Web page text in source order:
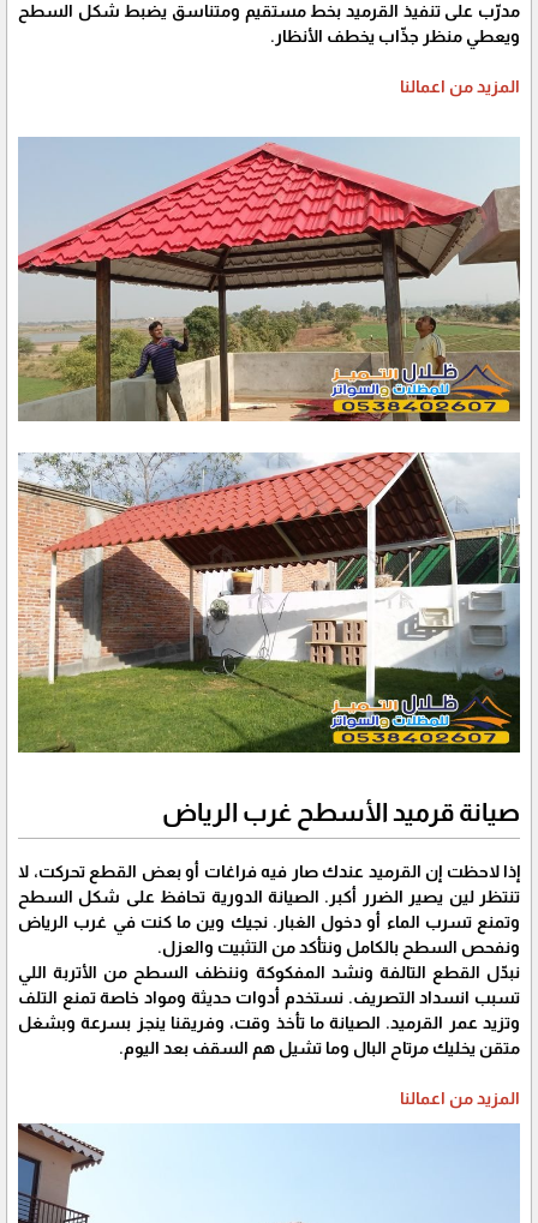
مدرّب على تنفيذ القرميد بخط مستقيم ومتناسق يضبط شكل السطح
ويعطي منظر جذّاب يخطف الأنظار.
المزيد من اعمالنا
صيانة قرميد الأسطح غرب الرياض
إذا لاحظت إن القرميد عندك صار فيه فراغات أو بعض القطع تحركت، لا
تنتظر لين يصير الضرر أكبر. الصيانة الدورية تحافظ على شكل السطح
وتمنع تسرب الماء أو دخول الغبار. نجيك وين ما كنت في غرب الرياض
ونفحص السطح بالكامل ونتأكد من التثبيت والعزل.
نبدّل القطع التالفة ونشد المفكوكة وننظف السطح من الأتربة اللي
تسبب انسداد التصريف. نستخدم أدوات حديثة ومواد خاصة تمنع التلف
وتزيد عمر القرميد. الصيانة ما تأخذ وقت، وفريقنا ينجز بسرعة وبشغل
متقن يخليك مرتاح البال وما تشيل هم السقف بعد اليوم.
المزيد من اعمالنا